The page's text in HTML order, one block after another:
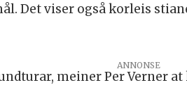
Det viser også korleis
ANNONSE
meiner Per Verner